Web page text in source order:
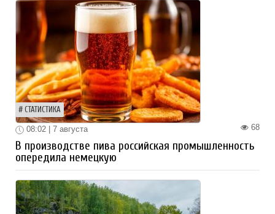
СТАТИСТИКА
68
08:02 | 7 августа
В производстве пива российская промышленность
опередила немецкую